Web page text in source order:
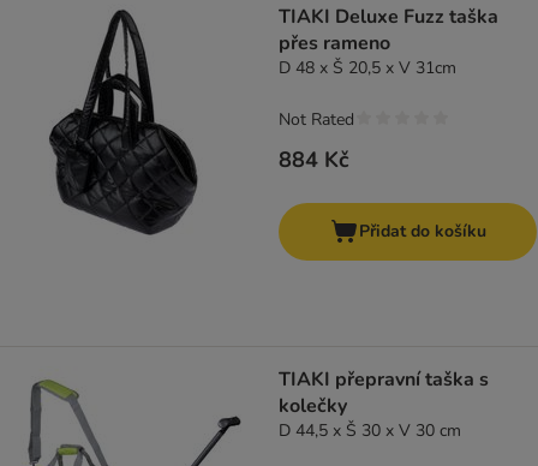
TIAKI Deluxe Fuzz taška
přes rameno
D 48 x Š 20,5 x V 31cm
884 Kč
Not Rated
Přidat do košíku
TIAKI přepravní taška s
kolečky
D 44,5 x Š 30 x V 30 cm